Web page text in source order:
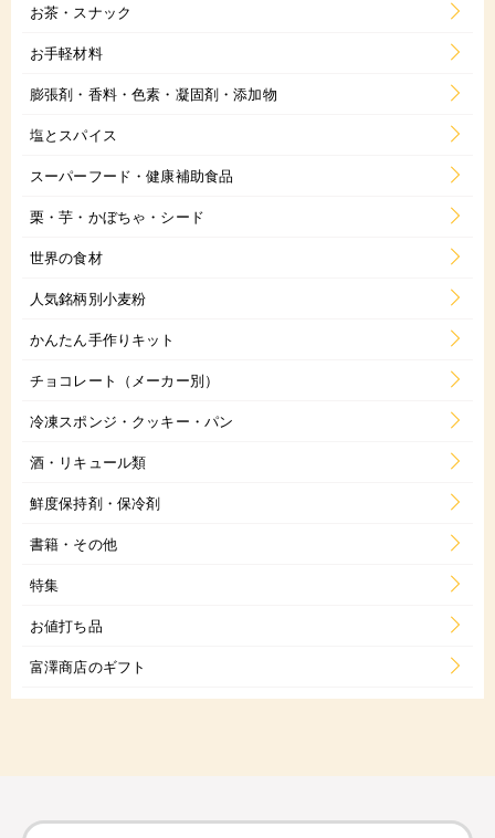
お茶・スナック
お手軽材料
膨張剤・香料・色素・凝固剤・添加物
塩とスパイス
スーパーフード・健康補助食品
栗・芋・かぼちゃ・シード
世界の食材
人気銘柄別小麦粉
かんたん手作りキット
チョコレート（メーカー別）
冷凍スポンジ・クッキー・パン
酒・リキュール類
鮮度保持剤・保冷剤
書籍・その他
特集
お値打ち品
富澤商店のギフト